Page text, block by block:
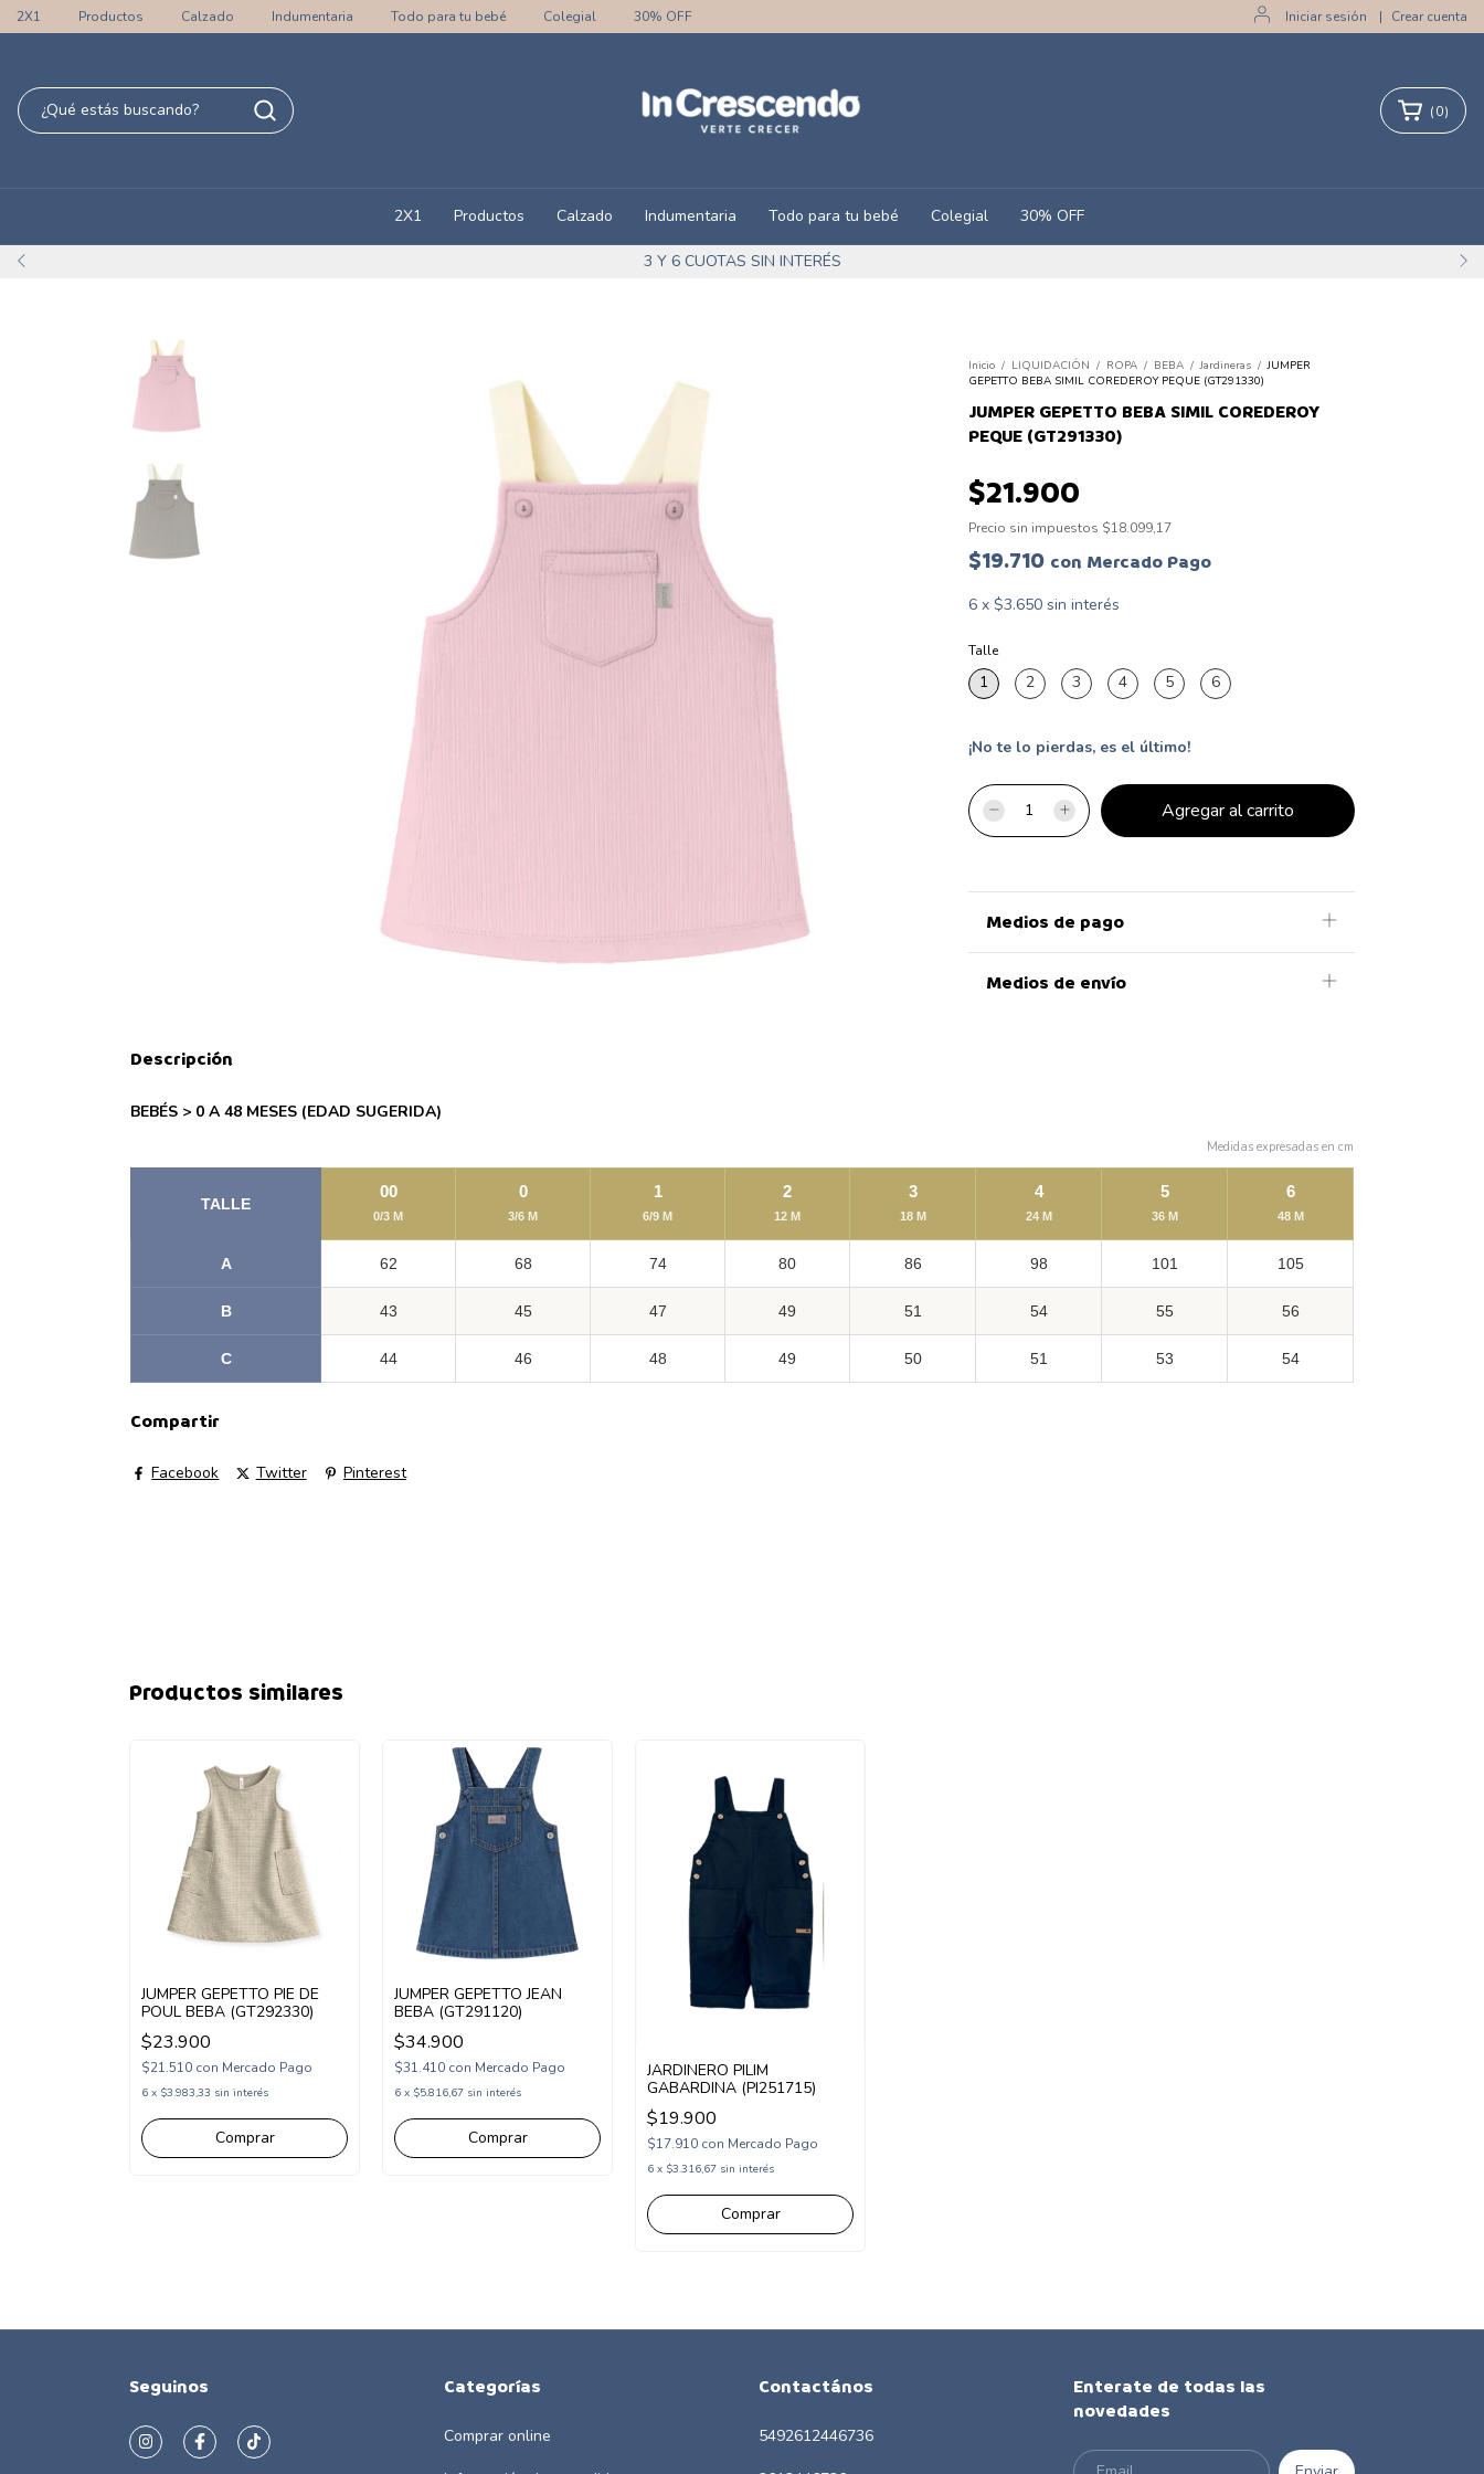
2X1 Productos Calzado Indumentaria Todo para tu bebé Colegial 30% OFF Iniciar sesión | Crear cuenta
3 Y 6 CUOTAS SIN INTERÉS
(0)
2X1 Productos Calzado Indumentaria Todo para tu bebé Colegial 30% OFF
Inicio / LIQUIDACIÓN / ROPA / BEBA / Jardineras / JUMPER
GEPETTO BEBA SIMIL COREDEROY PEQUE (GT291330)
JUMPER GEPETTO BEBA SIMIL COREDEROY
PEQUE (GT291330)
$21.900
Precio sin impuestos $18.099,17
$19.710 con Mercado Pago
6 x $3.650 sin interés
Talle
1 2 3 4 5 6
¡No te lo pierdas, es el último!
Medios de pago
Medios de envío
Descripción
BEBÉS > 0 A 48 MESES (EDAD SUGERIDA)
Medidas expresadas en cm
TALLE
00
0/3 M
0
3/6 M
1
6/9 M
2
12 M
3
18 M
4
24 M
5
36 M
6
48 M
A 62 68 74 80 86 98 101 105
B 43 45 47 49 51 54 55 56
C 44 46 48 49 50 51 53 54
Compartir
Facebook Twitter Pinterest
Productos similares
JUMPER GEPETTO PIE DE
POUL BEBA (GT292330)
$23.900
$21.510 con Mercado Pago
6 x $3.983,33 sin interés
Comprar
JUMPER GEPETTO JEAN
BEBA (GT291120)
$34.900
$31.410 con Mercado Pago
6 x $5.816,67 sin interés
Comprar
JARDINERO PILIM
GABARDINA (PI251715)
$19.900
$17.910 con Mercado Pago
6 x $3.316,67 sin interés
Comprar
Seguinos Categorías
Comprar online
Contactános
5492612446736
Enterate de todas las
novedades